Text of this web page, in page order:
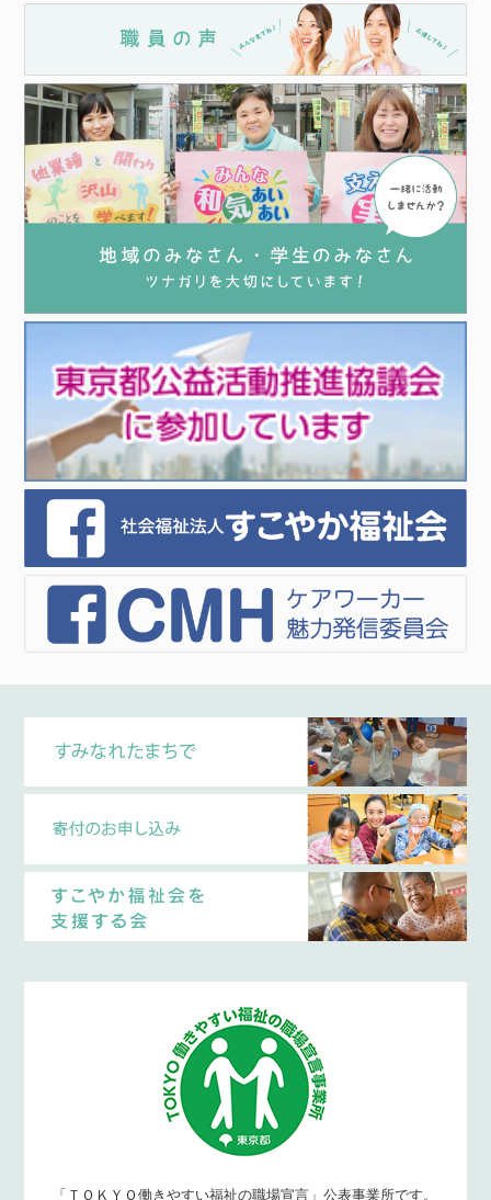
「ＴＯＫＹＯ働きやすい福祉の職場宣言」公表事業所です。